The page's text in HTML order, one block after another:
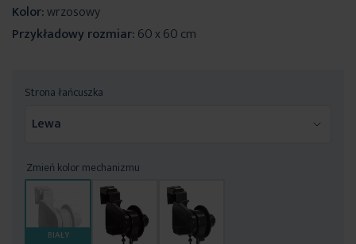
Kolor:wrzosowy
Przykładowy rozmiar:60 x 60 cm
Strona łańcuszka
Zmień kolor mechanizmu
BIAŁY